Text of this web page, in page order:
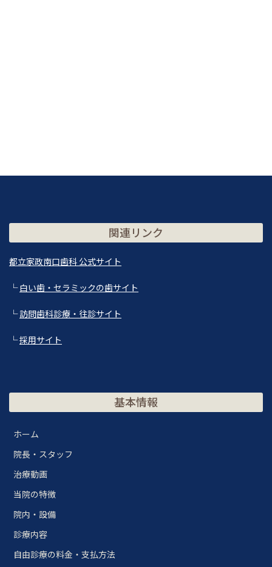
関連リンク
都立家政南口歯科 公式サイト
└白い歯・セラミックの歯サイト
└訪問歯科診療・往診サイト
└採用サイト
基本情報
ホーム
院長・スタッフ
治療動画
当院の特徴
院内・設備
診療内容
自由診療の料金・支払方法